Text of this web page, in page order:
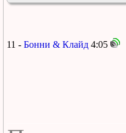
11 - Бонни & Клайд 4:05